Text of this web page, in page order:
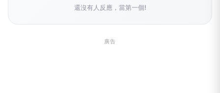
還沒有人反應，當第一個!
廣告